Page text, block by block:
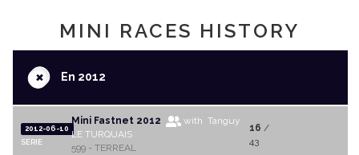
MINI RACES HISTORY
+En 2012
2012-06-10
SERIE
Mini Fastnet 2012
with Tanguy
LE TURQUAIS
599 - TERREAL
16 /
43